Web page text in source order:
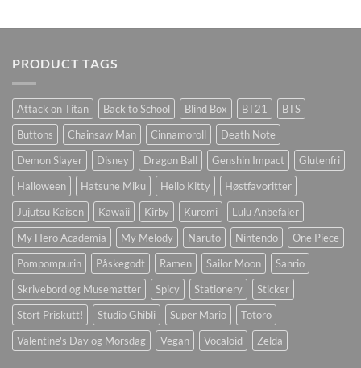
PRODUCT TAGS
Attack on Titan Back to School Blind Box BT21
BTS
Buttons
Chainsaw Man Cinnamoroll
Death Note
Demon Slayer
Disney Dragon Ball Genshin Impact
Glutenfri
Halloween
Hatsune Miku Hello Kitty
Høstfavoritter
Jujutsu Kaisen
Kawaii Kirby Kuromi
Lulu Anbefaler
My Hero Academia
My Melody Naruto Nintendo
One Piece
Pompompurin
Påskegodt Ramen Sailor Moon
Sanrio
Skrivebord og Musematter
Spicy Stationery
Sticker
Stort Priskutt!
Studio Ghibli Super Mario
Totoro
Valentine's Day og Morsdag
Vegan Vocaloid Zelda